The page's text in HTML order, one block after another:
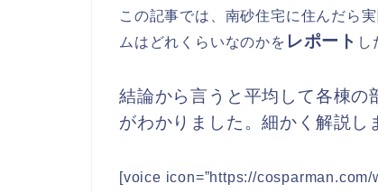
この記事では、南砂住宅に住んだら
ムはどれくらいなのかを レポート し
結論から言うと平均して各棟の
がわかりました。細かく解説し
[voice icon=”https://cosparman.com/